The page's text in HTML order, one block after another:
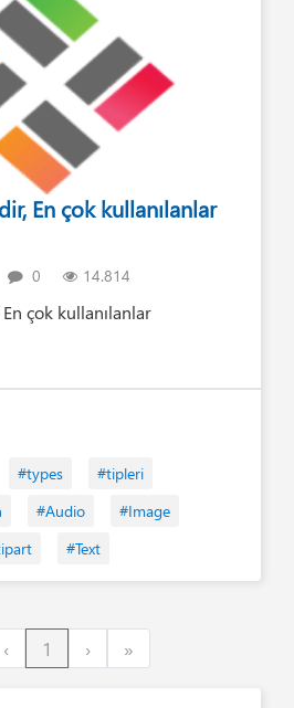
En çok kullanılanlar
0 14.814
çok kullanılanlar
#types
#tipleri
#Audio
#Image
#Text
‹Previous
1 ›Next»Last